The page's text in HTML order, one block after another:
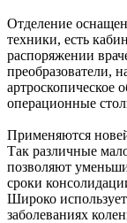
Отделение
техники, есть
распоряжении
преобразователи,
артроскопическое
операционные
Применяются
Так различные
позволяют
сроки
Широко
заболеваниях